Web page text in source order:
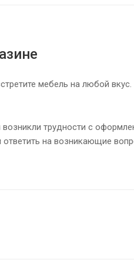
мебель на любой
трудности с
ответить на возникающие